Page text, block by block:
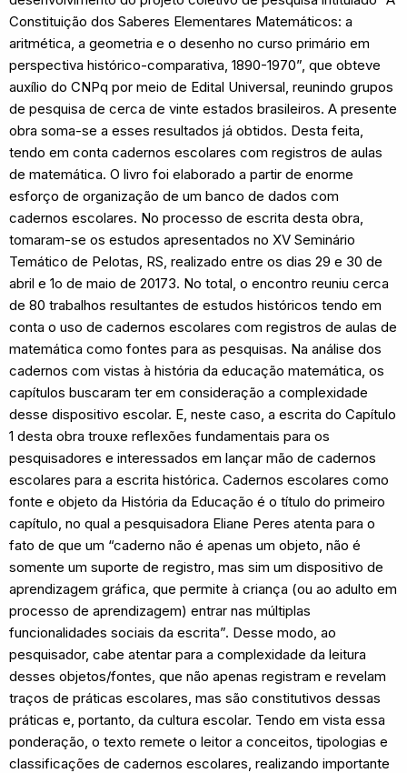
Constituição dos Saberes Elementares Matemáticos: a
aritmética, a geometria e o desenho no curso primário em
perspectiva histórico-comparativa, 1890-1970”, que obteve
auxílio do CNPq por meio de Edital Universal, reunindo grupos
de pesquisa de cerca de vinte estados brasileiros. A presente
obra soma-se a esses resultados já obtidos. Desta feita,
tendo em conta cadernos escolares com registros de aulas
de matemática. O livro foi elaborado a partir de enorme
esforço de organização de um banco de dados com
cadernos escolares. No processo de escrita desta obra,
tomaram-se os estudos apresentados no XV Seminário
Temático de Pelotas, RS, realizado entre os dias 29 e 30 de
abril e 1o de maio de 20173. No total, o encontro reuniu cerca
de 80 trabalhos resultantes de estudos históricos tendo em
conta o uso de cadernos escolares com registros de aulas de
matemática como fontes para as pesquisas. Na análise dos
cadernos com vistas à história da educação matemática, os
capítulos buscaram ter em consideração a complexidade
desse dispositivo escolar. E, neste caso, a escrita do Capítulo
1 desta obra trouxe reflexões fundamentais para os
pesquisadores e interessados em lançar mão de cadernos
escolares para a escrita histórica. Cadernos escolares como
fonte e objeto da História da Educação é o título do primeiro
capítulo, no qual a pesquisadora Eliane Peres atenta para o
fato de que um “caderno não é apenas um objeto, não é
somente um suporte de registro, mas sim um dispositivo de
aprendizagem gráfica, que permite à criança (ou ao adulto em
processo de aprendizagem) entrar nas múltiplas
funcionalidades sociais da escrita”. Desse modo, ao
pesquisador, cabe atentar para a complexidade da leitura
desses objetos/fontes, que não apenas registram e revelam
traços de práticas escolares, mas são constitutivos dessas
práticas e, portanto, da cultura escolar. Tendo em vista essa
ponderação, o texto remete o leitor a conceitos, tipologias e
classificações de cadernos escolares, realizando importante